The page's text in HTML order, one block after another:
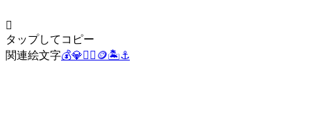
🪎
タップしてコピー
関連絵文字💰💎🏴‍☠️ 🪙🏝️⚓